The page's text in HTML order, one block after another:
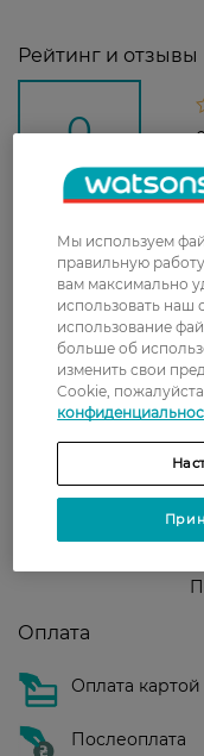
Рейтинг и отзывы
0
З 0 відгуків
Доставка
Новая почта
В отделение
от 699 грн
Укрпочта
доставка от –
Забрать
Оплата
Оплата картой
Послеоплата
Мы используем
правильную
вам максимально
использовать наш
использование
больше об
изменить свои
Cookie,